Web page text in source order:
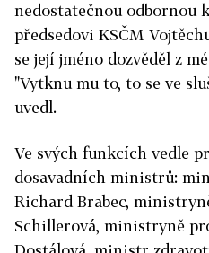
nedostatečnou odbornou
předsedovi KSČM
se její jméno dozvěděl z
"Vytknu mu to, to se ve
uvedl.
Ve svých funkcích vedle
dosavadních ministrů:
Richard Brabec,
Schillerová, ministryně